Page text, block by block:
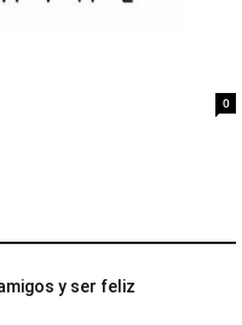
0
y ser feliz